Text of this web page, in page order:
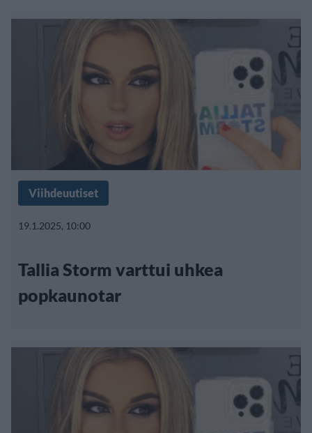
Viihdeuutiset
19.1.2025, 10:00
Tallia Storm varttui uhkea
popkaunotar